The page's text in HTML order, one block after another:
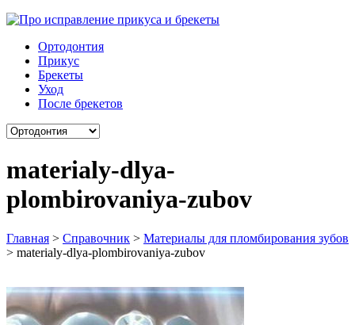
Ортодонтия
Прикус
Брекеты
Уход
После брекетов
materialy-dlya-
plombirovaniya-zubov
Главная > Справочник > Материалы для пломбирования зубов
> materialy-dlya-plombirovaniya-zubov